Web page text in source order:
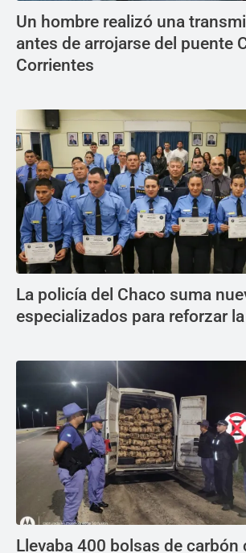
Un hombre realizó una
antes de arrojarse del puente
Corrientes
La policía del Chaco suma
especializados para reforzar
Llevaba 400 bolsas de carbón